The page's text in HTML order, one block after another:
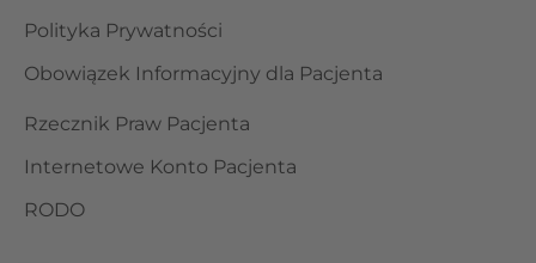
Polityka Prywatności
Obowiązek Informacyjny dla Pacjenta
Rzecznik Praw Pacjenta
Internetowe Konto Pacjenta
RODO